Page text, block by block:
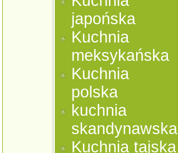
japońska
Kuchnia
meksykańska
Kuchnia
polska
kuchnia
skandynawska
Kuchnia tajska